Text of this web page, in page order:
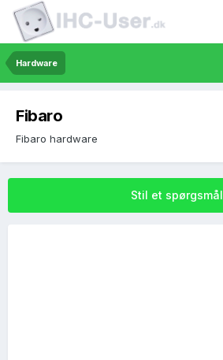
Hardware
Fibaro
Fibaro hardware
Stil et spørgsmål